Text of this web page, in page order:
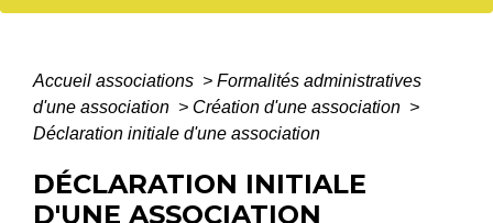
Accueil associations > Formalités administratives
d'une association > Création d'une association >
Déclaration initiale d'une association
DÉCLARATION INITIALE
D'UNE ASSOCIATION